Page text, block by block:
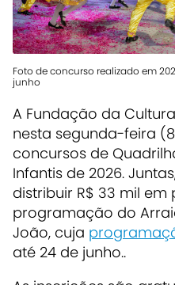
Foto de concurso realizado em
junho
A Fundação da
nesta segunda-feira
concursos de
Infantis de 2026.
distribuir R$ 33 mil
programação do
João, cuja
até 24 de junho..